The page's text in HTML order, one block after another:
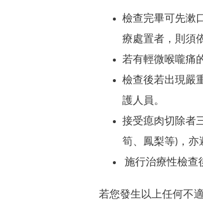
檢查完畢可先漱
療處置者，則須
若有輕微喉嚨痛
檢查後若出現嚴
護人員。
接受瘜肉切除者
筍、鳳梨等)，亦
施行治療性檢查
若您發生以上任何不